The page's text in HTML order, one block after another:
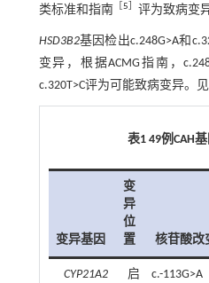
类标准和指南［ 5 评为致病变异
HSD3B2基因检出c.248G>A和
变异，根据ACMG指南，
c.320T>C评为可能致病变异。见
表1 49例CAH
变异基因
变
异
位
置
核苷酸改
CYP21A2
启
c.-113G>A